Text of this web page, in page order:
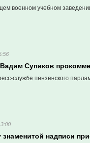
военном учебном
Супиков
службе пензенского
надписи